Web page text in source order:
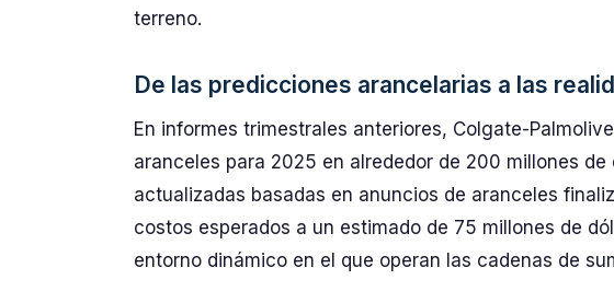
terreno.
De las predicciones arancelarias a las
En informes trimestrales anteriores, Colgate-
aranceles para 2025 en alrededor de 200 millones
actualizadas basadas en anuncios de aranceles
costos esperados a un estimado de 75 millones de
entorno dinámico en el que operan las cadenas de